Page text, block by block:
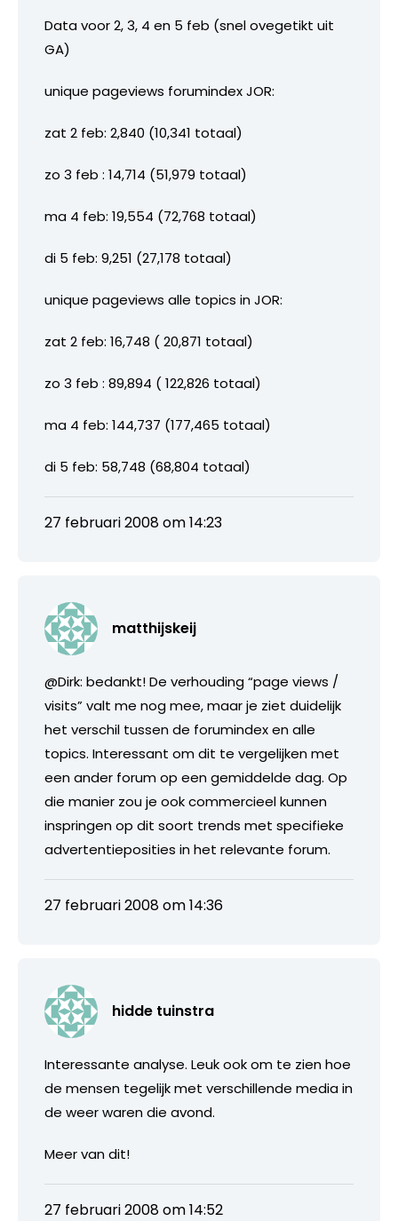
Data voor 2, 3, 4 en 5 feb (snel ovegetikt uit
GA)
unique pageviews forumindex JOR:
zat 2 feb: 2,840 (10,341 totaal)
zo 3 feb : 14,714 (51,979 totaal)
ma 4 feb: 19,554 (72,768 totaal)
di 5 feb: 9,251 (27,178 totaal)
unique pageviews alle topics in JOR:
zat 2 feb: 16,748 ( 20,871 totaal)
zo 3 feb : 89,894 ( 122,826 totaal)
ma 4 feb: 144,737 (177,465 totaal)
di 5 feb: 58,748 (68,804 totaal)
27 februari 2008 om 14:23
matthijskeij
@Dirk: bedankt! De verhouding “page views /
visits” valt me nog mee, maar je ziet duidelijk
het verschil tussen de forumindex en alle
topics. Interessant om dit te vergelijken met
een ander forum op een gemiddelde dag. Op
die manier zou je ook commercieel kunnen
inspringen op dit soort trends met specifieke
advertentieposities in het relevante forum.
27 februari 2008 om 14:36
hidde tuinstra
Interessante analyse. Leuk ook om te zien hoe
de mensen tegelijk met verschillende media in
de weer waren die avond.
Meer van dit!
27 februari 2008 om 14:52